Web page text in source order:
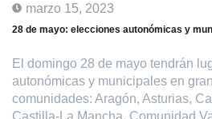
marzo 15, 2023
28 de mayo: elecciones autonómicas y
El domingo 28 de mayo tendrán
autonómicas y municipales en
comunidades: Aragón, Asturias,
Castilla-La Mancha, Comunidad